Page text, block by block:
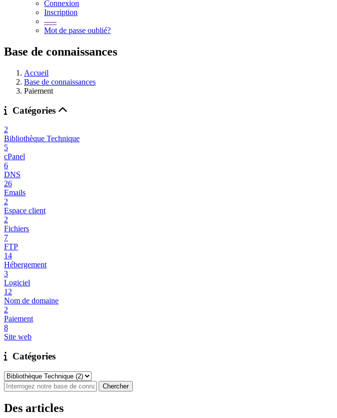
Connexion
Inscription
-----
Mot de passe oublié?
Base de connaissances
Accueil
Base de connaissances
Paiement
Catégories
2
Bibliothèque Technique
5
cPanel
6
DNS
26
Emails
2
Espace client
2
Fichiers
7
FTP
14
Hébergement
3
Logiciel
12
Nom de domaine
2
Paiement
8
Site web
Catégories
Des articles